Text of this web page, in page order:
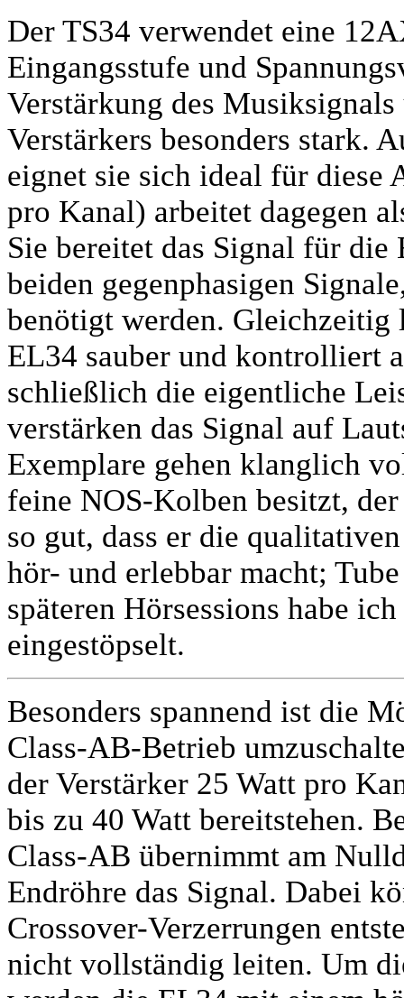
Der TS34 verwendet eine
Eingangsstufe und
Verstärkung des
Verstärkers besonders stark.
eignet sie sich ideal für diese
pro Kanal) arbeitet dagegen
Sie bereitet das Signal für
beiden gegenphasigen
benötigt werden. Gleichzeitig
EL34 sauber und kontrolliert
schließlich die eigentliche
verstärken das Signal auf
Exemplare gehen klanglich
feine NOS-Kolben besitzt,
so gut, dass er die
hör- und erlebbar macht;
späteren Hörsessions habe
eingestöpselt.
Besonders spannend ist die
Class-AB-Betrieb
der Verstärker 25 Watt pro
bis zu 40 Watt bereitstehen.
Class-AB übernimmt am
Endröhre das Signal. Dabei
Crossover-Verzerrungen
nicht vollständig leiten. Um